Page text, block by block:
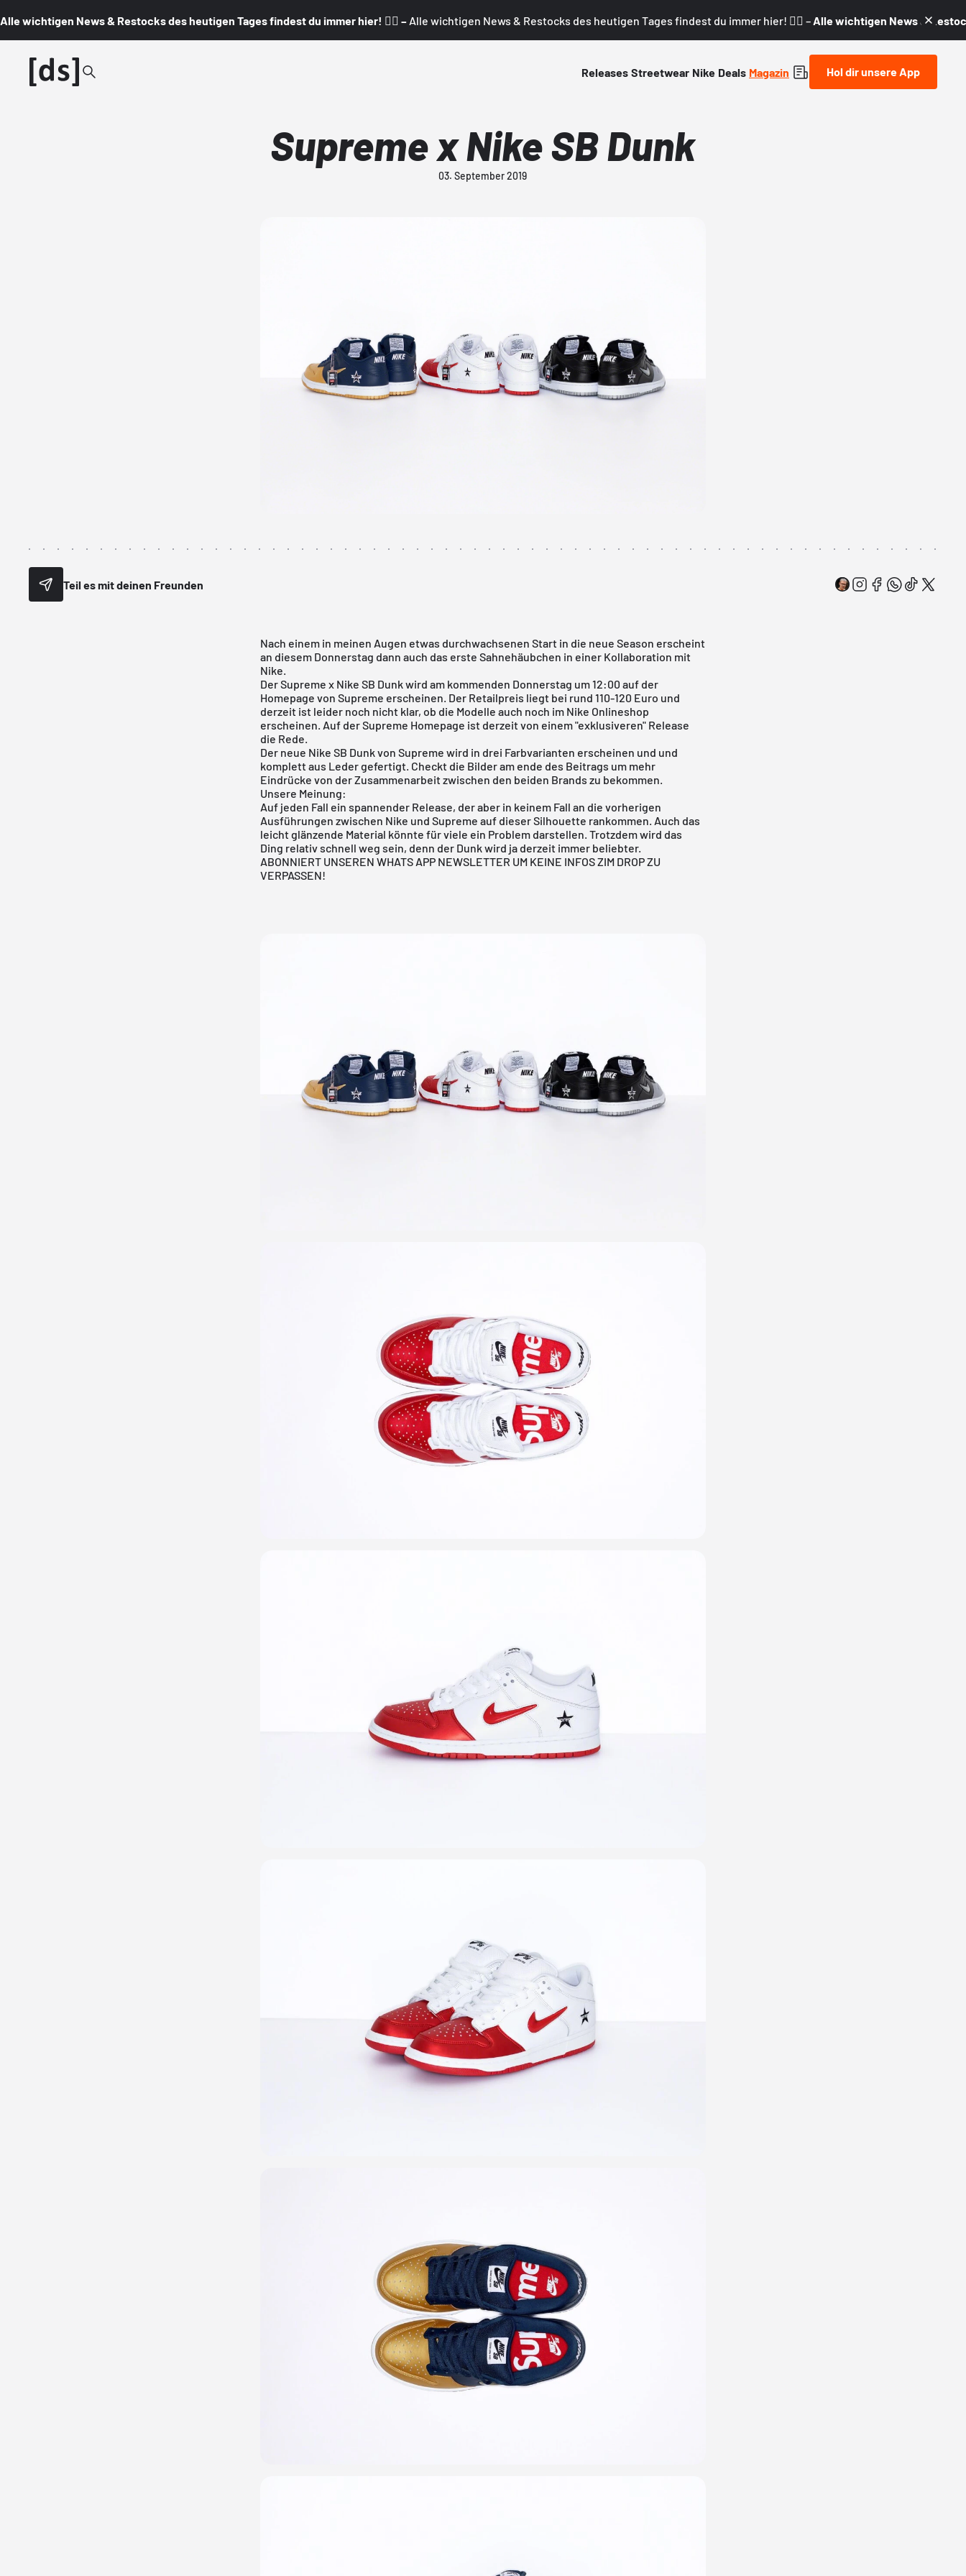
Alle wichtigen News & Restocks des heutigen Tages findest du immer hier! 👇🏼 – Alle wichtigen News & Restocks des heutigen Tages findest du immer hier! 👇🏼 – Alle wichtigen News &
Releases Streetwear Nike Deals Magazin Hol dir unsere App
Supreme x Nike SB Dunk
03. September 2019
Teil es mit deinen Freunden
Nach einem in meinen Augen etwas durchwachsenen Start in die neue Season erscheint
an diesem Donnerstag dann auch das erste Sahnehäubchen in einer Kollaboration mit
Nike.
Der Supreme x Nike SB Dunk wird am kommenden Donnerstag um 12:00 auf der
Homepage von Supreme erscheinen. Der Retailpreis liegt bei rund 110-120 Euro und
derzeit ist leider noch nicht klar, ob die Modelle auch noch im Nike Onlineshop
erscheinen. Auf der Supreme Homepage ist derzeit von einem "exklusiveren" Release
die Rede.
Der neue Nike SB Dunk von Supreme wird in drei Farbvarianten erscheinen und und
komplett aus Leder gefertigt. Checkt die Bilder am ende des Beitrags um mehr
Eindrücke von der Zusammenarbeit zwischen den beiden Brands zu bekommen.
Unsere Meinung:
Auf jeden Fall ein spannender Release, der aber in keinem Fall an die vorherigen
Ausführungen zwischen Nike und Supreme auf dieser Silhouette rankommen. Auch das
leicht glänzende Material könnte für viele ein Problem darstellen. Trotzdem wird das
Ding relativ schnell weg sein, denn der Dunk wird ja derzeit immer beliebter.
ABONNIERT UNSEREN WHATS APP NEWSLETTER UM KEINE INFOS ZIM DROP ZU
VERPASSEN!